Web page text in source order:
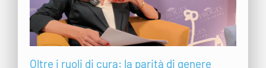
Oltre i ruoli di cura: la parità di genere